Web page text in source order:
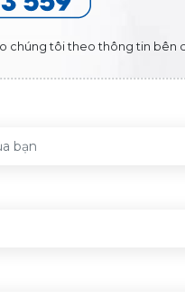
chúng tôi theo thông tin bên